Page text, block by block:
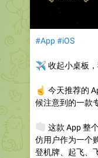
#App#iOS
收起小桌板
今天推荐的
候注意到的一款
这款 App 整
仿用户作为一个
登机牌、起飞、